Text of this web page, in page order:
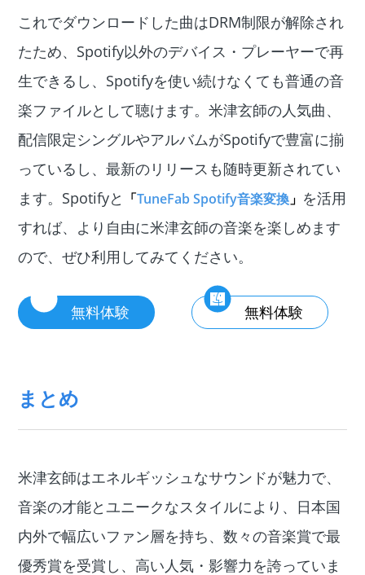
これでダウンロードした曲はDRM制限が解除され
たため、Spotify以外のデバイス・プレーヤーで再
生できるし、Spotifyを使い続けなくても普通の音
楽ファイルとして聴けます。米津玄師の人気曲、
配信限定シングルやアルバムがSpotifyで豊富に揃
っているし、最新のリリースも随時更新されてい
ます。Spotifyと 「TuneFab Spotify音楽変換 」 を活用
すれば、より自由に米津玄師の音楽を楽しめます
ので、ぜひ利用してみてください。
無料体験 無料体験
まとめ
米津玄師はエネルギッシュなサウンドが魅力で、
音楽の才能とユニークなスタイルにより、日本国
内外で幅広いファン層を持ち、数々の音楽賞で最
優秀賞を受賞し、高い人気・影響力を誇っていま